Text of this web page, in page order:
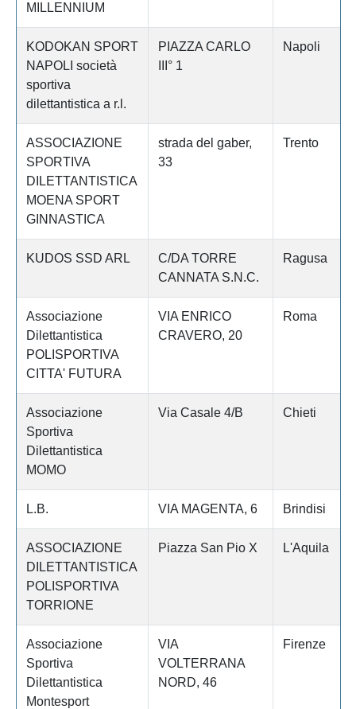
MILLENNIUM
KODOKAN SPORT
NAPOLI società
sportiva
dilettantistica a r.l.
PIAZZA CARLO
III° 1
Napoli
ASSOCIAZIONE
SPORTIVA
DILETTANTISTICA
MOENA SPORT
GINNASTICA
strada del gaber,
33
Trento
KUDOS SSD ARL
C/DA TORRE
CANNATA S.N.C.
Ragusa
Associazione
Dilettantistica
POLISPORTIVA
CITTA' FUTURA
VIA ENRICO
CRAVERO, 20
Roma
Associazione
Sportiva
Dilettantistica
MOMO
Via Casale 4/B Chieti
L.B. VIA MAGENTA, 6 Brindisi
ASSOCIAZIONE
DILETTANTISTICA
POLISPORTIVA
TORRIONE
Piazza San Pio X L'Aquila
Associazione
Sportiva
Dilettantistica
Montesport
VIA
VOLTERRANA
NORD, 46
Firenze